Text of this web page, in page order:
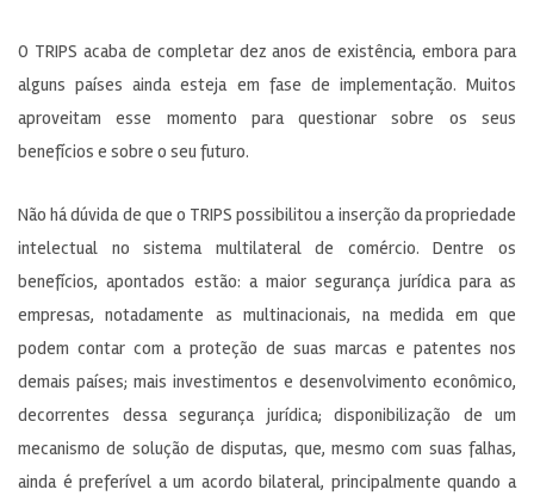
O TRIPS acaba de completar dez anos de existência, embora para
alguns países ainda esteja em fase de implementação. Muitos
aproveitam esse momento para questionar sobre os seus
benefícios e sobre o seu futuro.
Não há dúvida de que o TRIPS possibilitou a inserção da propriedade
intelectual no sistema multilateral de comércio. Dentre os
benefícios, apontados estão: a maior segurança jurídica para as
empresas, notadamente as multinacionais, na medida em que
podem contar com a proteção de suas marcas e patentes nos
demais países; mais investimentos e desenvolvimento econômico,
decorrentes dessa segurança jurídica; disponibilização de um
mecanismo de solução de disputas, que, mesmo com suas falhas,
ainda é preferível a um acordo bilateral, principalmente quando a